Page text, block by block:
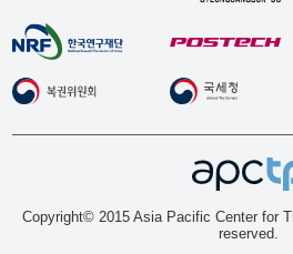
Copyright© 2015 Asia Pacific Center for
reserved.